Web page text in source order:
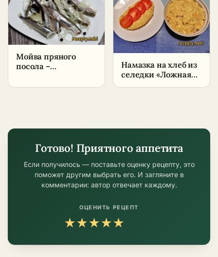
Мойва пряного
посола –
в домашних
Намазка на хлеб из
селедки «Ложная
Готово! Приятного аппетита
Если получилось — поставьте оценку рецепту, это
поможет другим выбрать его. И загляните в
комментарии: автор отвечает каждому.
ОЦЕНИТЬ РЕЦЕПТ
★★★★★